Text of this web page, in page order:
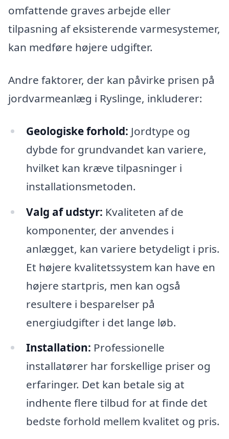
omfattende graves arbejde eller
tilpasning af eksisterende varmesystemer,
kan medføre højere udgifter.
Andre faktorer, der kan påvirke prisen på
jordvarmeanlæg i Ryslinge, inkluderer:
Geologiske forhold: Jordtype og
dybde for grundvandet kan variere,
hvilket kan kræve tilpasninger i
installationsmetoden.
Valg af udstyr: Kvaliteten af de
komponenter, der anvendes i
anlægget, kan variere betydeligt i pris.
Et højere kvalitetssystem kan have en
højere startpris, men kan også
resultere i besparelser på
energiudgifter i det lange løb.
Installation: Professionelle
installatører har forskellige priser og
erfaringer. Det kan betale sig at
indhente flere tilbud for at finde det
bedste forhold mellem kvalitet og pris.